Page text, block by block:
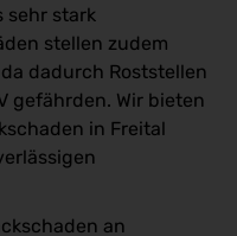
sehr stark
stellen zudem
dadurch Roststellen
gefährden. Wir bieten
in Freital
an